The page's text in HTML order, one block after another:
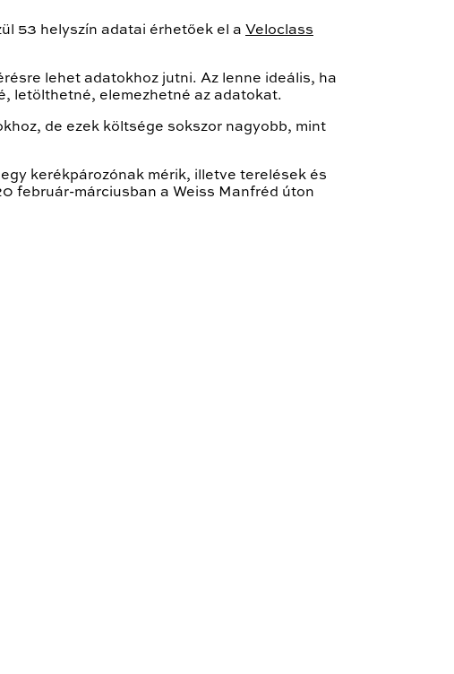
53 helyszín adatai érhetőek el a Veloclass
lehet adatokhoz jutni. Az lenne ideális, ha
letölthetné, elemezhetné az adatokat.
de ezek költsége sokszor nagyobb, mint
kerékpározónak mérik, illetve terelések és
február-márciusban a Weiss Manfréd úton